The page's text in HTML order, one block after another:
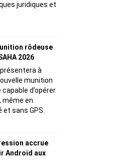
juridiques et
rôdeuse
2026
à
munition
d’opérer
même en
et sans GPS.
accrue
Android aux